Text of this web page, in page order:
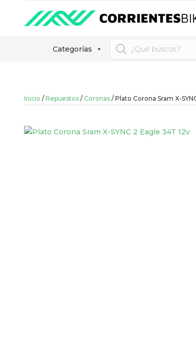
Categorías
Búsqueda
de
productos
Inicio / Repuestos / Coronas / Plato Corona Sram X-